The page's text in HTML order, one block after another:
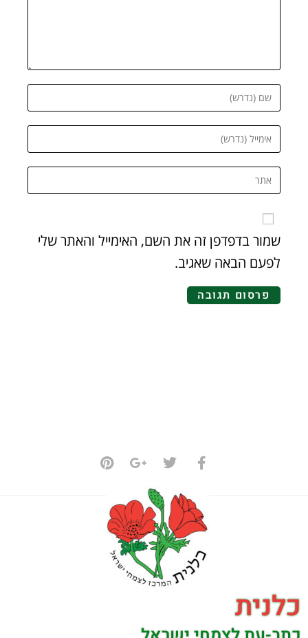
שמור בדפדפן זה את השם, האימייל והאתר שלי
לפעם הבאה שאגיב.
כלנית